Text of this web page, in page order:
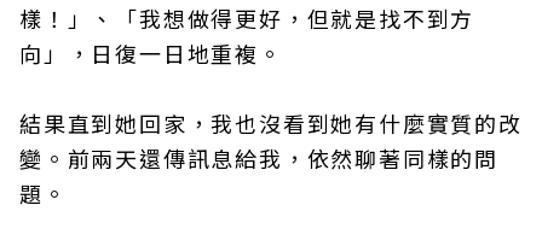
樣！」、「我想做得更好，但就是找不到方
向」，日復一日地重複。
結果直到她回家，我也沒看到她有什麼實質的改
變。前兩天還傳訊息給我，依然聊著同樣的問
題。